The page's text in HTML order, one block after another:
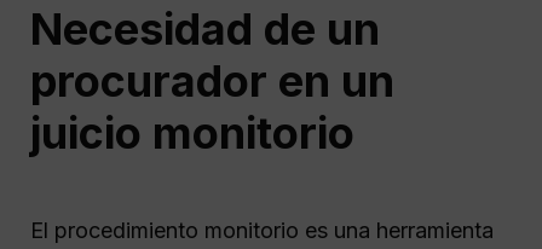
Necesidad de un
procurador en un
juicio monitorio
El procedimiento monitorio es una herramienta